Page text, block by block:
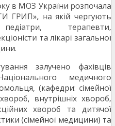
в МОЗ України розпочала
ГРИП», на якій чергують
педіатри, терапевти,
та лікарі загальної
залучено фахівців
медичного
(кафедри: сімейної
внутрішніх хвороб,
хвороб та дитячої
(сімейної медицини) та